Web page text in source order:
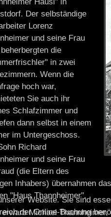
Der selbständige
Lorenz
und seine Frau
die
in zwei
Wenn die
hoch war,
Sie auch ihr
Schlafzimmer und
dann selbst in einem
im Untergeschoss.
Richard
und seine Frau
(die Eltern des
Inhabers) übernahmen
"Haus Thannheimer".
erwarb Michael
Website. Sie sind
der Online-Buchung